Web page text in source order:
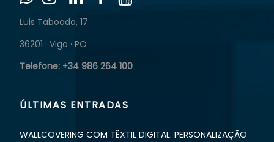
Luis Taboada, 17
36201 · Vigo · PO
Telefone: +34 986 264 100
ÚLTIMAS ENTRADAS
WALLCOVERING COM TÊXTIL DIGITAL: PERSONALIZAÇÃO